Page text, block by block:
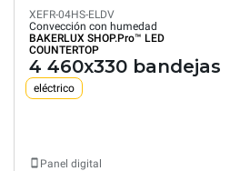
XEFR-04HS-ELDV
Convección con humedad
BAKERLUX SHOP.Pro™ LED
COUNTERTOP
4 460x330 bandejas
eléctrico
Panel digital